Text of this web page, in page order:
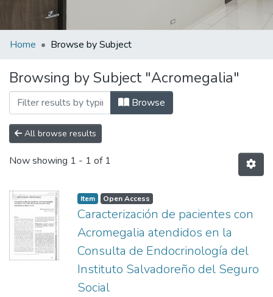
Home Browse by Subject
Browsing by Subject "Acromegalia"
Browse
All browse results
Now showing 1 - 1 of 1
Item Open Access
Caracterización de pacientes con
Acromegalia atendidos en la
Consulta de Endocrinología del
Instituto Salvadoreño del Seguro
Social